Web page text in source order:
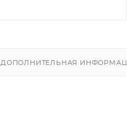
ДОПОЛНИТЕЛЬНАЯ